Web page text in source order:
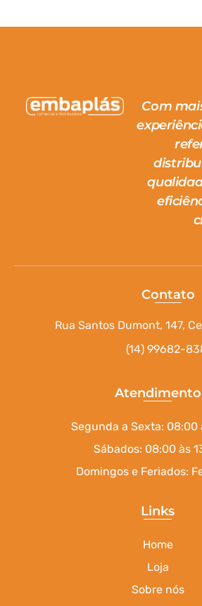
Com
Contato
Rua Santos Dumont, 147,
(14) 99682-
Atendimento
Segunda a Sexta: 08:00
Sábados: 08:00 às
Domingos e Feriados:
Links
Home
Loja
Sobre nós